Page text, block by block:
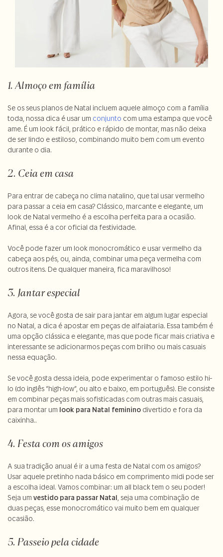
1. Almoço em família
Se os seus planos de Natal incluem aquele almoço com a família
toda, nossa dica é usar um conjunto com uma estampa que você
ame. É um look fácil, prático e rápido de montar, mas não deixa
de ser lindo e estiloso, combinando muito bem com um evento
durante o dia.
2. Ceia em casa
Para entrar de cabeça no clima natalino, que tal usar vermelho
para passar a ceia em casa? Clássico, marcante e elegante, um
look de Natal vermelho é a escolha perfeita para a ocasião.
Afinal, essa é a cor oficial da festividade.
Você pode fazer um look monocromático e usar vermelho da
cabeça aos pés, ou, ainda, combinar uma peça vermelha com
outros itens. De qualquer maneira, fica maravilhoso!
3. Jantar especial
Agora, se você gosta de sair para jantar em algum lugar especial
no Natal, a dica é apostar em peças de alfaiataria. Essa também é
uma opção clássica e elegante, mas que pode ficar mais criativa e
interessante se adicionarmos peças com brilho ou mais casuais
nessa equação.
Se você gosta dessa ideia, pode experimentar o famoso estilo hi-
lo (do inglês “high-low”, ou alto e baixo, em português). Ele consiste
em combinar peças mais sofisticadas com outras mais casuais,
para montar um look para Natal feminino divertido e fora da
caixinha..
4. Festa com os amigos
A sua tradição anual é ir a uma festa de Natal com os amigos?
Usar aquele pretinho nada básico em comprimento midi pode ser
a escolha ideal. Vamos combinar: um all black tem o seu poder!
Seja um vestido para passar Natal , seja uma combinação de
duas peças, esse monocromático vai muito bem em qualquer
ocasião.
5. Passeio pela cidade